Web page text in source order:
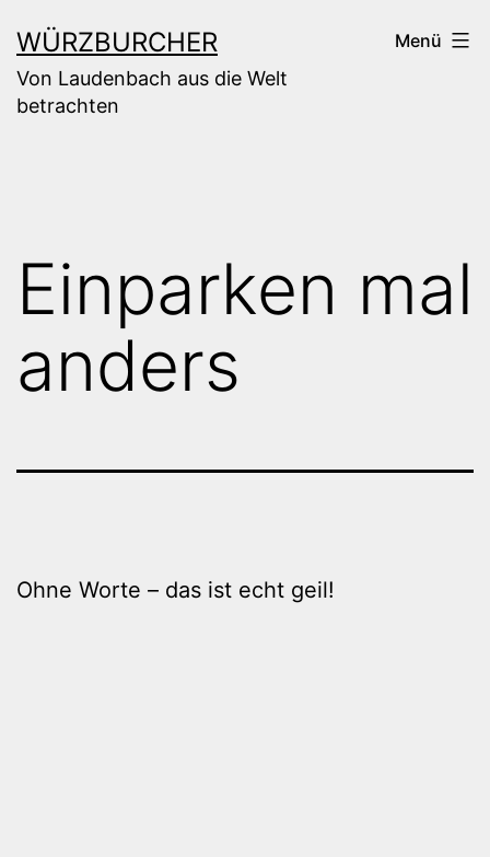
Inhalt
springen
WÜRZBURCHER
Von Laudenbach aus die Welt
betrachten
Menü
Einparken mal
anders
Ohne Worte – das ist echt geil!